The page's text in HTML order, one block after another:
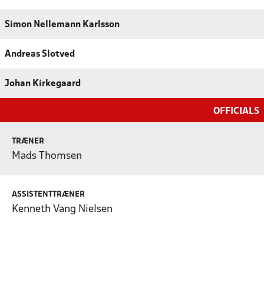
Simon Nellemann Karlsson
Andreas Slotved
Johan Kirkegaard
OFFICIALS
TRÆNER
Mads Thomsen
ASSISTENTTRÆNER
Kenneth Vang Nielsen